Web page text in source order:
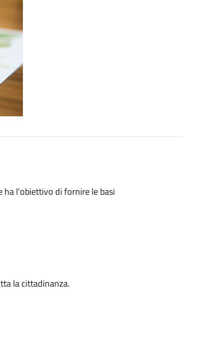
ha l'obiettivo di fornire le basi
la cittadinanza.